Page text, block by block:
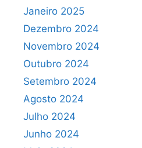
Janeiro 2025
Dezembro 2024
Novembro 2024
Outubro 2024
Setembro 2024
Agosto 2024
Julho 2024
Junho 2024